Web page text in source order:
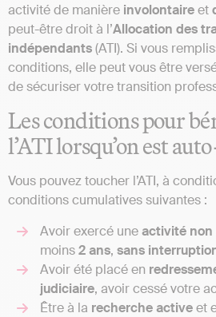
activité de manière involontaireet
peut-être droit à l’Allocation des
indépendants(ATI). Si vous
conditions, elle peut vous être
de sécuriser votre transition
Les conditions pour
l’ATI lorsqu’on est
Vous pouvez toucher l’ATI, à
conditions cumulatives suivantes :
Avoir exercé uneactivité non
moins2ans, sans
Avoir été placé en
judiciaire, avoir cessé votre
Être à la rechercheactiveet